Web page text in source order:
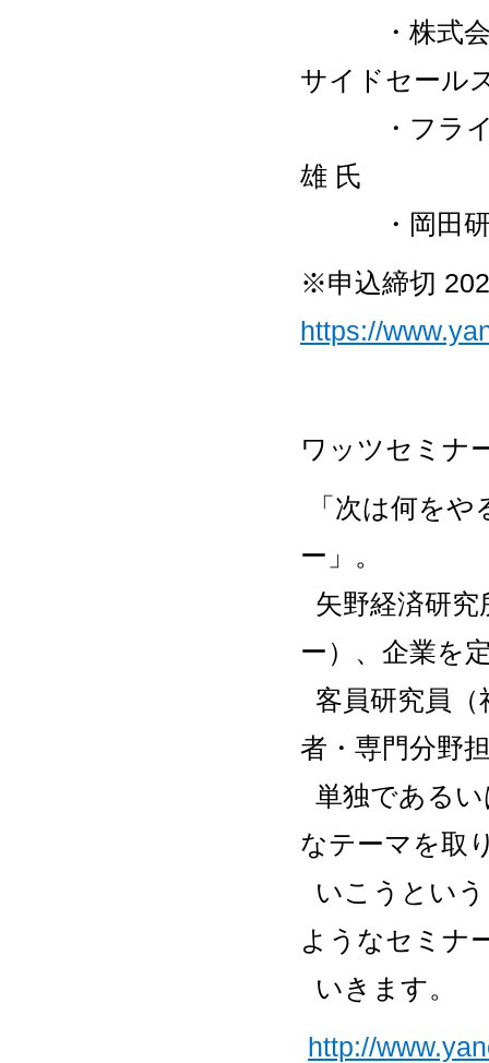
・株式会社
サイドセール
・フライス
雄 氏
・岡田研磨
※申込締切
https://
ワッツセミナ
「次は何を
ー」。
矢野経済研
ー）、企業を
客員研究員
者・専門分野
単独である
なテーマを取
いこうとい
ようなセミナ
いきます。
http://